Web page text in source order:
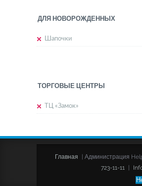
ДЛЯ НОВОРОЖДЕННЫХ
Шапочки
ТОРГОВЫЕ ЦЕНТРЫ
ТЦ «Замок»
Главная | Администрация
723-11-11
|